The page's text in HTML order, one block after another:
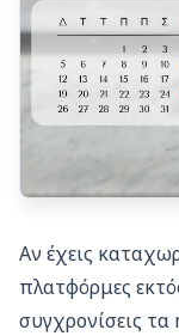
Αν έχεις
πλατφόρμες
συγχρονίσεις